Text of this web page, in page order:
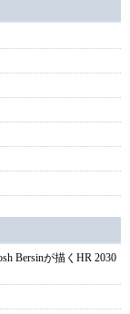
Bersinが描くHR 2030